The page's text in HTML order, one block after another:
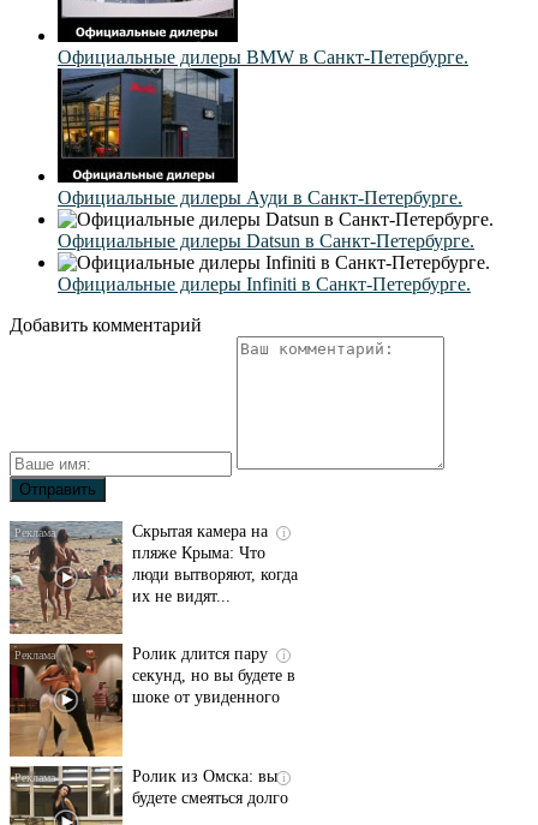
Официальные дилеры BMW в Санкт-Петербурге.
Официальные дилеры Ауди в Санкт-Петербурге.
Официальные дилеры Datsun в Санкт-Петербурге.
Официальные дилеры Infiniti в Санкт-Петербурге.
Добавить комментарий
i
Скрытая камера на
пляже Крыма: Что
люди вытворяют, когда
их не видят...
i
Ролик длится пару
секунд, но вы будете в
шоке от увиденного
i
Ролик из Омска: вы
будете смеяться долго